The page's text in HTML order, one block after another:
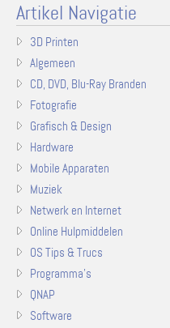
Artikel Navigatie
3D Printen
Algemeen
CD, DVD, Blu-Ray Branden
Fotografie
Grafisch & Design
Hardware
Mobile Apparaten
Muziek
Netwerk en Internet
Online Hulpmiddelen
OS Tips & Trucs
Programma's
QNAP
Software